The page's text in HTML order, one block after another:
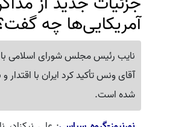
آمریکایی‌ها چه
نایب رئیس مجلس شورای اسلامی با
آقای ونس تأکید کرد ایران با
شده است.